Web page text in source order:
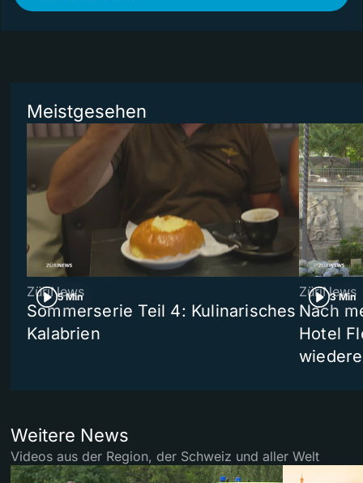
Meistgesehen
5 Min
ZüriNews
Sommerserie Teil 4: Kulinarisches
Kalabrien
3 Min
ZüriNews
Nach
Hotel
Weitere News
Videos aus der Region, der Schweiz und aller Welt